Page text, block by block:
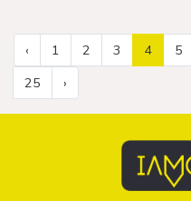
‹ 1 2 3 4 5
25
›